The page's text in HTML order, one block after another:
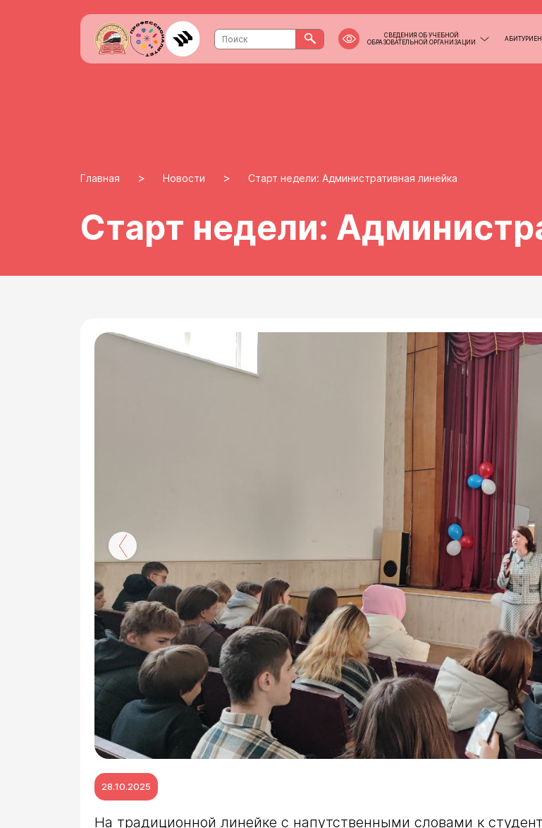
СВЕДЕНИЯ ОБ УЧЕБНОЙ
ОБРАЗОВАТЕЛЬНОЙ ОРГАНИЗАЦИИ
Главная > Новости > Старт недели: Административная линейка
Старт недели:
28.10.2025
На традиционной линейке с напутственными словами к